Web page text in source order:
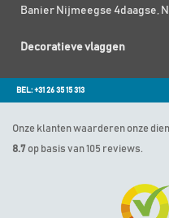
Banier Nijmeegse 4daagse,
Decoratieve vlaggen
BEL: +31 26 35 15 313
Onze klanten waarderen onze
8.7 op basis van 105 reviews.